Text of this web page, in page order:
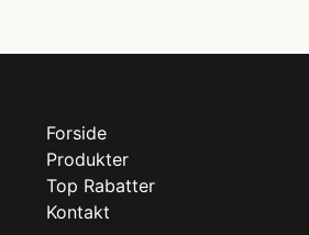
Forside
Produkter
Top Rabatter
Kontakt